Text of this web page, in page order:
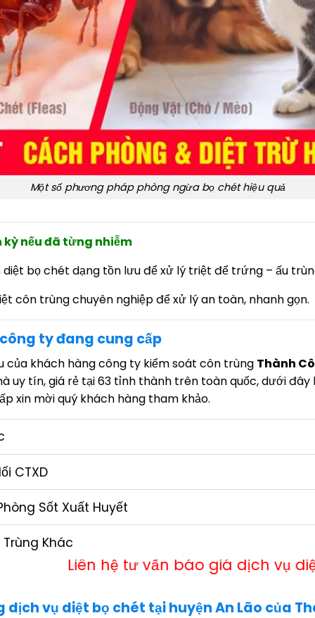
Một số phương pháp phòng ngừa bọ chét hiệu quả
kỳ nếu đã từng nhiễm
diệt bọ chét dạng tồn lưu để xử lý triệt để trứng – ấu
côn trùng chuyên nghiệp để xử lý an toàn, nhanh gọn.
ty đang cung cấp
của khách hàng công ty kiểm soát côn trùng Thành
uy tín, giá rẻ tại 63 tỉnh thành trên toàn quốc, dưới đây
xin mời quý khách hàng tham khảo.
CTXD
Sốt Xuất Huyết
Trùng Khác
tư vấn báo giá dịch vụ diệt côn trùng
dịch vụ diệt bọ chét tại huyện An Lão của